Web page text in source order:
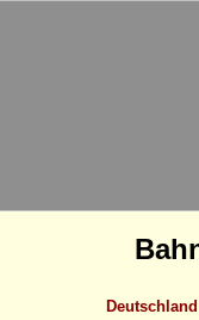
Deutschland